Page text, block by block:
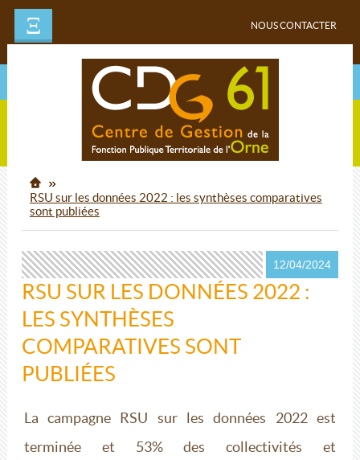
Ξ NOUS CONTACTER
RSU sur les données 2022 : les synthèses comparatives
sont publiées
12/04/2024
RSU SUR LES DONNÉES 2022 :
LES SYNTHÈSES
COMPARATIVES SONT
PUBLIÉES
La campagne RSU sur les données 2022 est
terminée et 53% des collectivités et